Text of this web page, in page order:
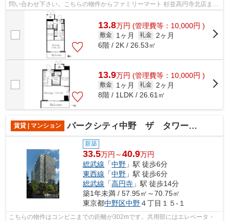
問い合わせ下さい。こちらの物件からファミリーマート 杉並高円寺北店まで
243mです。共用部には敷地内ごみ置き...
13.8万円 (管理費等：10,000円 )
敷金 1ヶ月 礼金
2ヶ月
6階 / 2K / 26.53㎡
13.9万円 (管理費等：10,000円 )
敷金 1ヶ月 礼金
2ヶ月
8階 / 1LDK / 26.61㎡
賃貸 | マンション パークシティ中野 ザ タワー エアーズ
新築
33.5万円～40.9万円
総武線 「中野 」駅 徒歩6分
東西線 「中野 」駅 徒歩6分
総武線 「高円寺 」駅 徒歩14分
築1年未満 / 57.95㎡～70.75㎡
東京都中野区中野４丁目１５-１
こちらの物件はコンビニまでの距離が302mです。共用部にはエレベータ・